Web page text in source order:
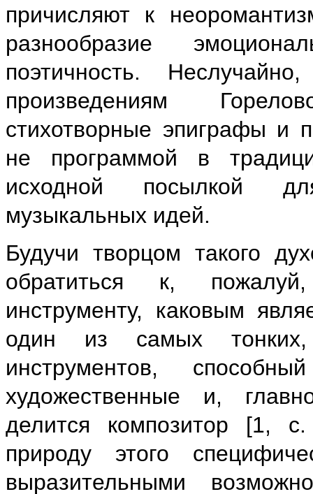
причисляют к
разнообразие
поэтичность.
произведениям
стихотворные эпиграфы и
не программой в
исходной посылкой
музыкальных идей.
Будучи творцом такого
обратиться к,
инструменту, каковым
один из самых
инструментов,
художественные и,
делится композитор [1,
природу этого
выразительными